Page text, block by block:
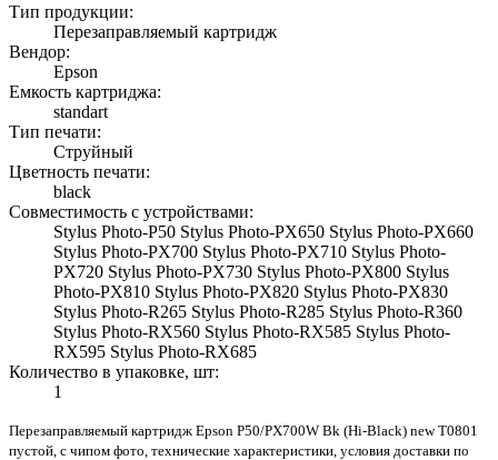
Тип продукции:
Перезаправляемый картридж
Вендор:
Epson
Емкость картриджа:
standart
Тип печати:
Струйный
Цветность печати:
black
Совместимость с устройствами:
Stylus Photo-P50 Stylus Photo-PX650 Stylus Photo-PX660
Stylus Photo-PX700 Stylus Photo-PX710 Stylus Photo-
PX720 Stylus Photo-PX730 Stylus Photo-PX800 Stylus
Photo-PX810 Stylus Photo-PX820 Stylus Photo-PX830
Stylus Photo-R265 Stylus Photo-R285 Stylus Photo-R360
Stylus Photo-RX560 Stylus Photo-RX585 Stylus Photo-
RX595 Stylus Photo-RX685
Количество в упаковке, шт:
1
Перезаправляемый картридж Epson P50/PX700W Bk (Hi-Black) new T0801
пустой, с чипом фото, технические характеристики, условия доставки по